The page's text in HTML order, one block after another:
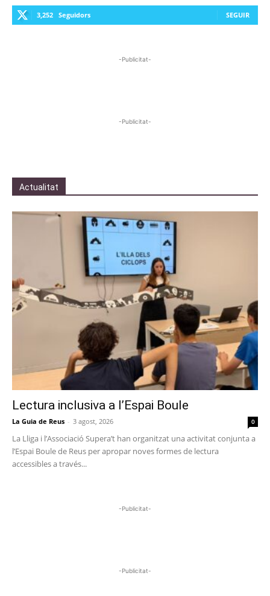
3,252 Seguidors SEGUIR
-Publicitat-
-Publicitat-
Actualitat
Lectura inclusiva a l’Espai Boule
La Guia de Reus - 3 agost, 2026 0
La Lliga i l’Associació Supera’t han organitzat una activitat conjunta a
l’Espai Boule de Reus per apropar noves formes de lectura
accessibles a través...
-Publicitat-
-Publicitat-